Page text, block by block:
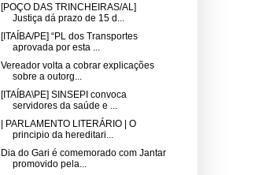
[POÇO DAS TRINCHEIRAS/AL]
Justiça dá prazo de 15 d...
[ITAÍBA/PE] “PL dos Transportes
aprovada por esta ...
Vereador volta a cobrar explicações
sobre a outorg...
[ITAÍBA\PE] SINSEPI convoca
servidores da saúde e ...
| PARLAMENTO LITERÁRIO | O
principio da hereditari...
Dia do Gari é comemorado com Jantar
promovido pela...